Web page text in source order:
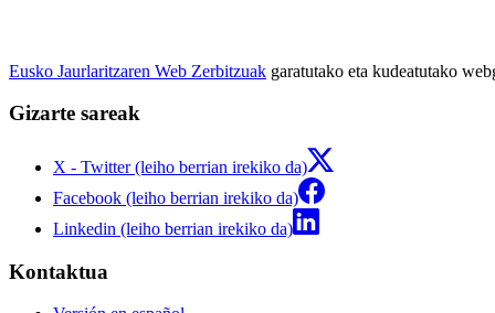
Eusko Jaurlaritzaren Web Zerbitzuak garatutako eta kudeatutako
Gizarte sareak
X - Twitter (leiho berrian irekiko da)
Facebook (leiho berrian irekiko da)
Linkedin (leiho berrian irekiko da)
Kontaktua